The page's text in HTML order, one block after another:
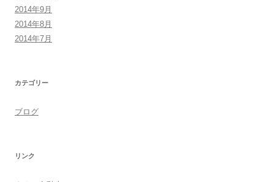
2014年9月
2014年8月
2014年7月
カテゴリー
ブログ
リンク